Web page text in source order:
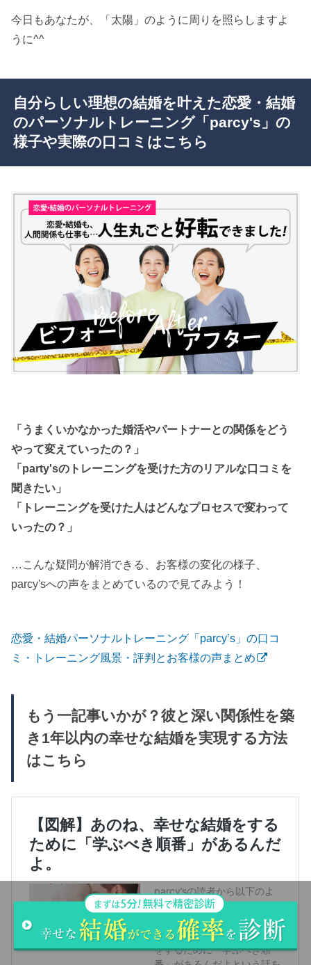
今日もあなたが、「太陽」のように周りを照らしますよ
うに^^
自分らしい理想の結婚を叶えた恋愛・結婚
のパーソナルトレーニング「parcy's」の
様子や実際の口コミはこちら
「うまくいかなかった婚活やパートナーとの関係をどう
やって変えていったの？」
「party'sのトレーニングを受けた方のリアルな口コミを
聞きたい」
「トレーニングを受けた人はどんなプロセスで変わって
いったの？」
…こんな疑問が解消できる、お客様の変化の様子、
parcy'sへの声をまとめているので見てみよう！
恋愛・結婚パーソナルトレーニング「parcy’s」の口コ
ミ・トレーニング風景・評判とお客様の声まとめ
もう一記事いかが？彼と深い関係性を築
き1年以内の幸せな結婚を実現する方法
はこちら